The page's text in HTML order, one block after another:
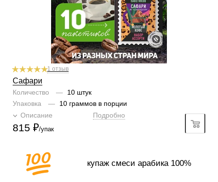
Колумбия Excelso, Никарагуа Royal
1 отзыв
Сафари
Количество —
10 штук
Упаковка
—
10 граммов в порции
Описание
Подробно
815 ₽/упак
купаж смеси арабика 100%